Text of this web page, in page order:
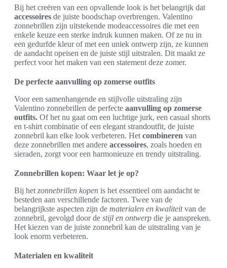
Bij het creëren van een opvallende look is het belangrijk dat
accessoires de juiste boodschap overbrengen. Valentino
zonnebrillen zijn uitstekende modeaccessoires die met een
enkele keuze een sterke indruk kunnen maken. Of ze nu in
een gedurfde kleur of met een uniek ontwerp zijn, ze kunnen
de aandacht opeisen en de juiste stijl uitstralen. Dit maakt ze
perfect voor het maken van een statement deze zomer.
De perfecte aanvulling op zomerse outfits
Voor een samenhangende en stijlvolle uitstraling zijn
Valentino zonnebrillen de perfecte aanvulling op zomerse
outfits. Of het nu gaat om een luchtige jurk, een casual shorts
en t-shirt combinatie of een elegant strandoutfit, de juiste
zonnebril kan elke look verbeteren. Het combineren van
deze zonnebrillen met andere accessoires, zoals hoeden en
sieraden, zorgt voor een harmonieuze en trendy uitstraling.
Zonnebrillen kopen: Waar let je op?
Bij het zonnebrillen kopen is het essentieel om aandacht te
besteden aan verschillende factoren. Twee van de
belangrijkste aspecten zijn de materialen en kwaliteitvan de
zonnebril, gevolgd door de stijl en ontwerp die je aanspreken.
Het kiezen van de juiste zonnebril kan de uitstraling van je
look enorm verbeteren.
Materialen en kwaliteit